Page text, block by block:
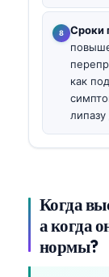
Сроки
как
Когда
а когда
нормы?